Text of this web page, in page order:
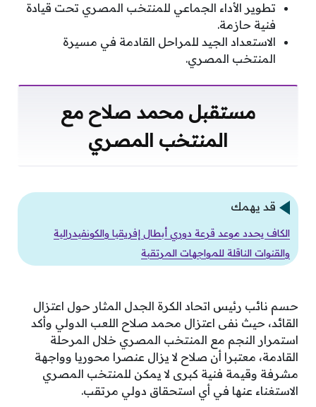
تطوير الأداء الجماعي للمنتخب المصري تحت قيادة
فنية حازمة.
الاستعداد الجيد للمراحل القادمة في مسيرة
المنتخب المصري.
مستقبل محمد صلاح مع
المنتخب المصري
قد يهمك
الكاف يحدد موعد قرعة دوري أبطال إفريقيا والكونفيدرالية
والقنوات الناقلة للمواجهات المرتقبة
حسم نائب رئيس اتحاد الكرة الجدل المثار حول اعتزال
القائد، حيث نفى اعتزال محمد صلاح اللعب الدولي وأكد
استمرار النجم مع المنتخب المصري خلال المرحلة
القادمة، معتبرا أن صلاح لا يزال عنصرا محوريا وواجهة
مشرفة وقيمة فنية كبرى لا يمكن للمنتخب المصري
الاستغناء عنها في أي استحقاق دولي مرتقب.